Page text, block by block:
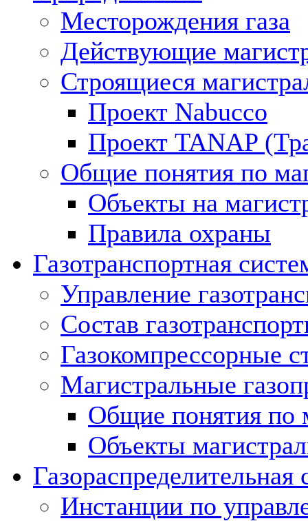
Месторождения газа
Действующие
Строящиеся
Проект Nabucco
Проект TANAP
Общие понятия по
Объекты на
Правила охраны
Газотранспортная
Управление
Состав
Газокомпрессорные
Магистральные
Общие понятия по
Объекты
Газораспределительная
Инстанции по